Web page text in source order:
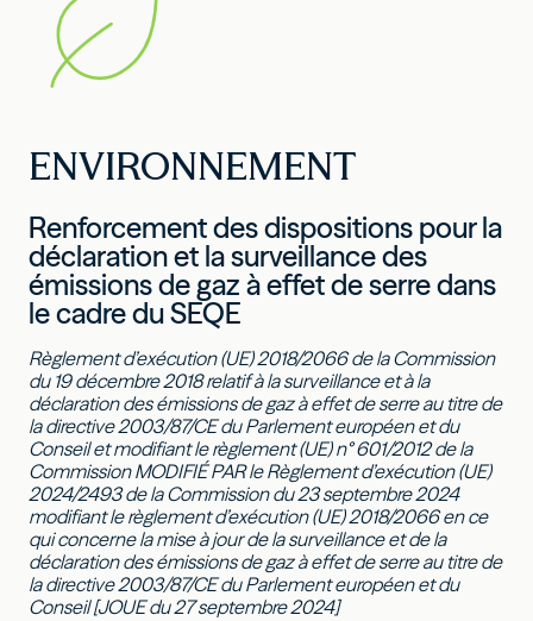
ENVIRONNEMENT
Renforcement des dispositions pour la
déclaration et la surveillance des
émissions de gaz à effet de serre dans
le cadre du SEQE
Règlement d’exécution (UE) 2018/2066 de la Commission
du 19 décembre 2018 relatif à la surveillance et à la
déclaration des émissions de gaz à effet de serre au titre de
la directive 2003/87/CE du Parlement européen et du
Conseil et modifiant le règlement (UE) n° 601/2012 de la
Commission MODIFIÉ PAR le Règlement d’exécution (UE)
2024/2493 de la Commission du 23 septembre 2024
modifiant le règlement d’exécution (UE) 2018/2066 en ce
qui concerne la mise à jour de la surveillance et de la
déclaration des émissions de gaz à effet de serre au titre de
la directive 2003/87/CE du Parlement européen et du
Conseil [JOUE du 27 septembre 2024]